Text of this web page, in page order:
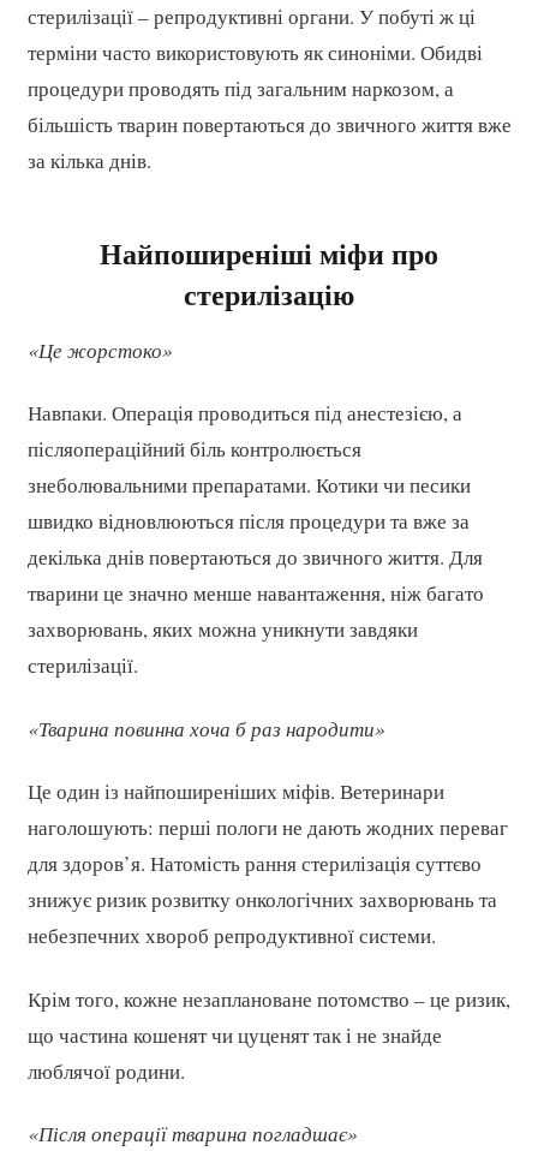
стерилізації – репродуктивні органи. У побуті ж ці
терміни часто використовують як синоніми. Обидві
процедури проводять під загальним наркозом, а
більшість тварин повертаються до звичного життя вже
за кілька днів.
Найпоширеніші міфи про
стерилізацію
«Це жорстоко»
Навпаки. Операція проводиться під анестезією, а
післяопераційний біль контролюється
знеболювальними препаратами. Котики чи песики
швидко відновлюються після процедури та вже за
декілька днів повертаються до звичного життя. Для
тварини це значно менше навантаження, ніж багато
захворювань, яких можна уникнути завдяки
стерилізації.
«Тварина повинна хоча б раз народити»
Це один із найпоширеніших міфів. Ветеринари
наголошують: перші пологи не дають жодних переваг
для здоров’я. Натомість рання стерилізація суттєво
знижує ризик розвитку онкологічних захворювань та
небезпечних хвороб репродуктивної системи.
Крім того, кожне незаплановане потомство – це ризик,
що частина кошенят чи цуценят так і не знайде
люблячої родини.
«Після операції тварина погладшає»